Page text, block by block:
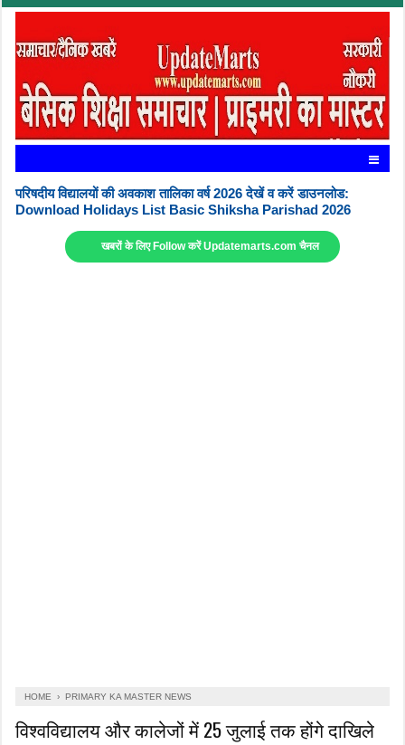
परिषदीय विद्यालयों की अवकाश तालिका वर्ष 2026 देखें व करें डाउनलोड:
Download Holidays List Basic Shiksha Parishad 2026
खबरों के लिए Follow करें Updatemarts.com चैनल
HOME › PRIMARY KA MASTER NEWS
विश्वविद्यालय और कालेजों में 25 जुलाई तक होंगे दाखिले